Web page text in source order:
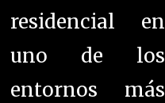
residencial en
uno de los
entornos más